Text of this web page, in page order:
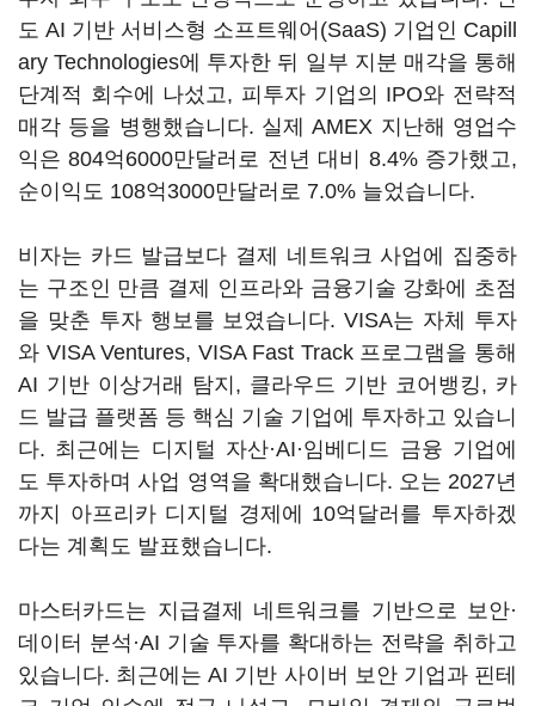
도 AI 기반 서비스형 소프트웨어(SaaS) 기업인 Capill
ary Technologies에 투자한 뒤 일부 지분 매각을 통해
단계적 회수에 나섰고, 피투자 기업의 IPO와 전략적
매각 등을 병행했습니다. 실제 AMEX 지난해 영업수
익은 804억6000만달러로 전년 대비 8.4% 증가했고,
순이익도 108억3000만달러로 7.0% 늘었습니다.
비자는 카드 발급보다 결제 네트워크 사업에 집중하
는 구조인 만큼 결제 인프라와 금융기술 강화에 초점
을 맞춘 투자 행보를 보였습니다. VISA는 자체 투자
와 VISA Ventures, VISA Fast Track 프로그램을 통해
AI 기반 이상거래 탐지, 클라우드 기반 코어뱅킹, 카
드 발급 플랫폼 등 핵심 기술 기업에 투자하고 있습니
다. 최근에는 디지털 자산·AI·임베디드 금융 기업에
도 투자하며 사업 영역을 확대했습니다. 오는 2027년
까지 아프리카 디지털 경제에 10억달러를 투자하겠
다는 계획도 발표했습니다.
마스터카드는 지급결제 네트워크를 기반으로 보안·
데이터 분석·AI 기술 투자를 확대하는 전략을 취하고
있습니다. 최근에는 AI 기반 사이버 보안 기업과 핀테